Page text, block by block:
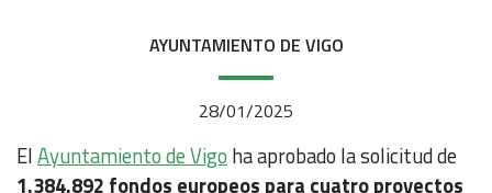
AYUNTAMIENTO DE VIGO
28/01/2025
ElAyuntamiento de Vigo ha aprobado la solicitud de
1.384.892 fondos europeos para cuatro proyectos